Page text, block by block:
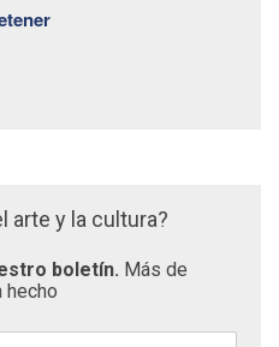
arte y la cultura?
boletín. Más de
hecho